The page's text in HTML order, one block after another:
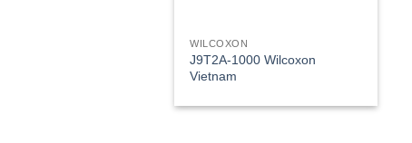
WILCOXON
J9T2A-1000 Wilcoxon
Vietnam